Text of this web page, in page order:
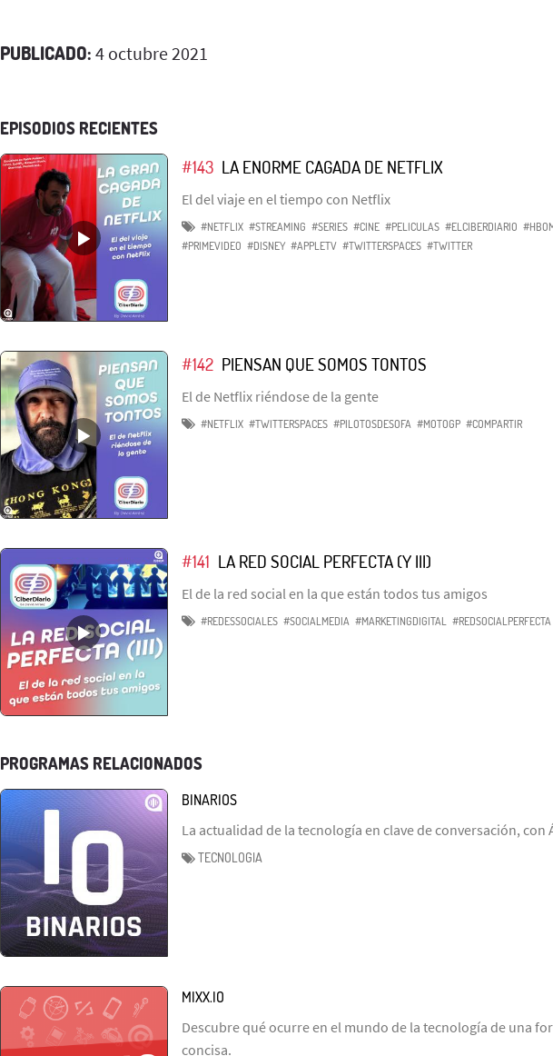
PUBLICADO: 4 octubre 2021
EPISODIOS RECIENTES
#143 LA ENORME CAGADA DE NETFLIX
El del viaje en el tiempo con Netflix
#NETFLIX #STREAMING #SERIES #CINE #PELICULAS #ELCIBERDIARIO
#PRIMEVIDEO #DISNEY #APPLETV #TWITTERSPACES #TWITTER
#142 PIENSAN QUE SOMOS TONTOS
El de Netflix riéndose de la gente
#NETFLIX #TWITTERSPACES #PILOTOSDESOFA #MOTOGP #COMPARTIR
#141 LA RED SOCIAL PERFECTA (Y III)
El de la red social en la que están todos tus amigos
#REDESSOCIALES #SOCIALMEDIA #MARKETINGDIGITAL #REDSOCIALPERFECTA
PROGRAMAS RELACIONADOS
BINARIOS
La actualidad de la tecnología en clave de conversación, con
TECNOLOGIA
MIXX.IO
Descubre qué ocurre en el mundo de la tecnología de una
concisa.